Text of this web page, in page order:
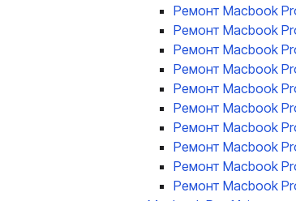
Ремонт Macbook
Ремонт Macbook
Ремонт Macbook
Ремонт Macbook
Ремонт Macbook
Ремонт Macbook
Ремонт Macbook
Ремонт Macbook
Ремонт Macbook
Ремонт Macbook